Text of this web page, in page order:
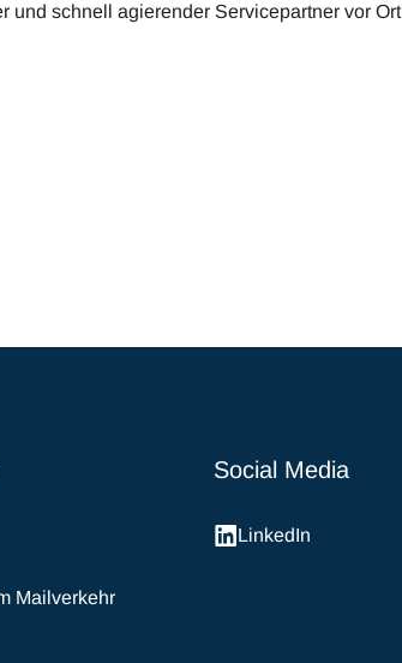
und schnell agierender Servicepartner vor
Mailverkehr
Social Media
LinkedIn